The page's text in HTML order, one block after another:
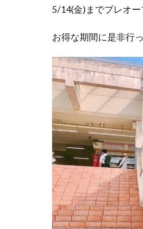
5/14(金)までプレオ
お得な期間に是非行